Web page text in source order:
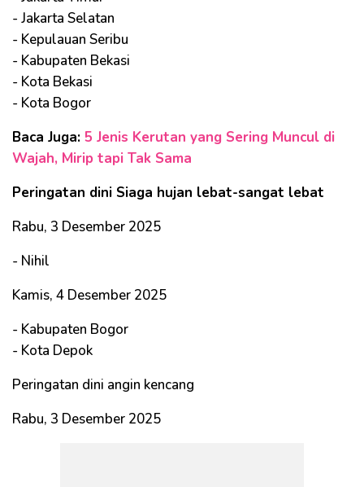
- Jakarta Selatan
- Kepulauan Seribu
- Kabupaten Bekasi
- Kota Bekasi
- Kota Bogor
Baca Juga: 5 Jenis Kerutan yang Sering Muncul di
Wajah, Mirip tapi Tak Sama
Peringatan dini Siaga hujan lebat-sangat lebat
Rabu, 3 Desember 2025
- Nihil
Kamis, 4 Desember 2025
- Kabupaten Bogor
- Kota Depok
Peringatan dini angin kencang
Rabu, 3 Desember 2025